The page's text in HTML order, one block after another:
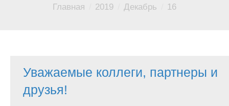
Вы здесь:Главная 2019 Декабрь 16
Уважаемые коллеги, партнеры и
друзья!